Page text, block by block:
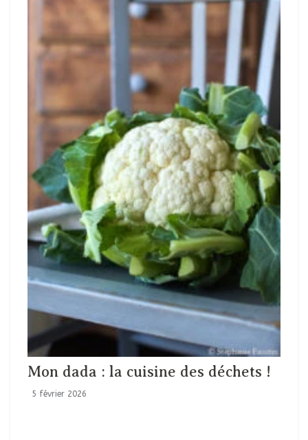
Mon dada : la cuisine des déchets !
5 février 2026